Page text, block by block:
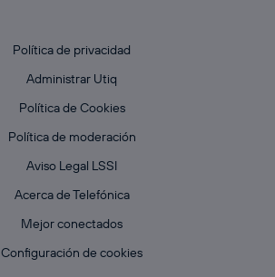
Política de privacidad
Administrar Utiq
Política de Cookies
Política de moderación
Aviso Legal LSSI
Acerca de Telefónica
Mejor conectados
Configuración de cookies